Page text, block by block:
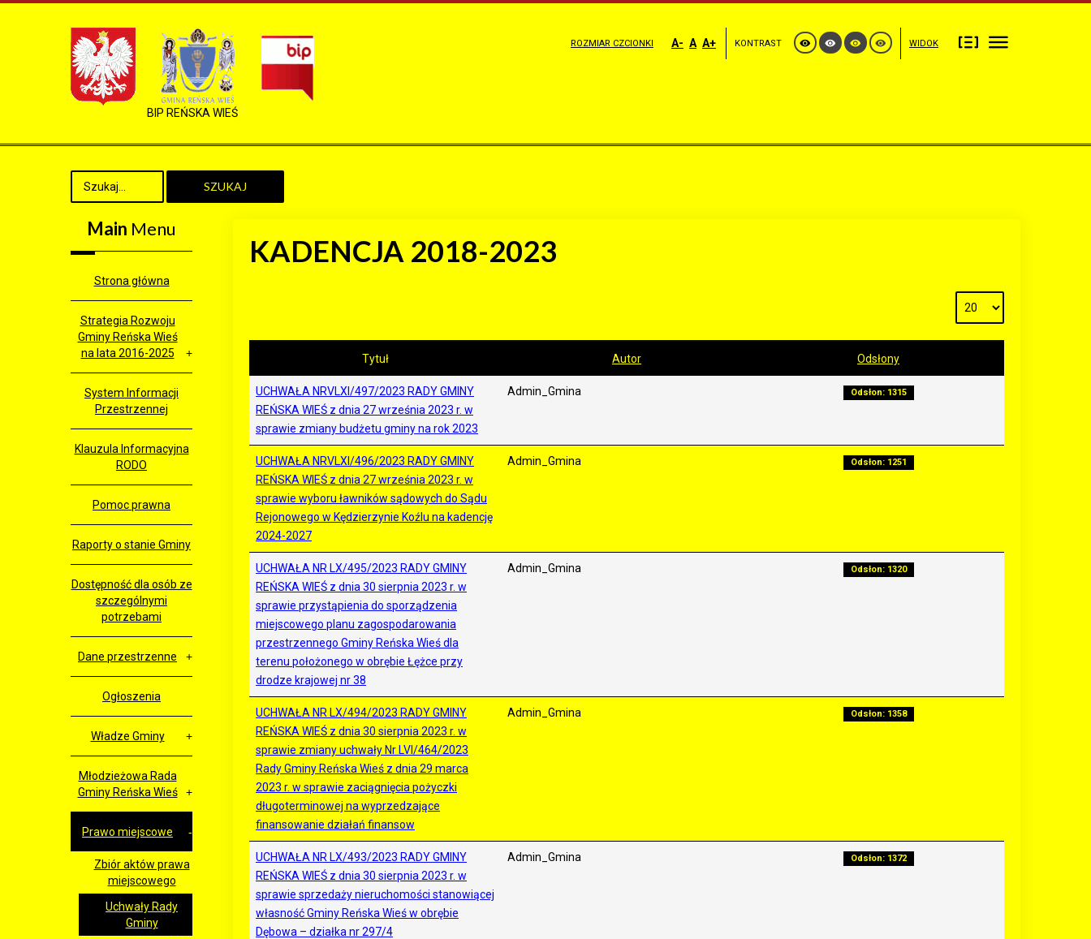
BIP REŃSKA WIEŚ
ROZMIAR CZCIONKI A- A A+ KONTRAST WIDOK
SZUKAJ
KADENCJA 2018-2023
Tytuł Autor Odsłony
UCHWAŁA NRVLXI/497/2023 RADY GMINY
REŃSKA WIEŚ z dnia 27 września 2023 r. w
sprawie zmiany budżetu gminy na rok 2023
Admin_Gmina Odsłon: 1315
UCHWAŁA NRVLXI/496/2023 RADY GMINY
REŃSKA WIEŚ z dnia 27 września 2023 r. w
sprawie wyboru ławników sądowych do Sądu
Rejonowego w Kędzierzynie Koźlu na kadencję
2024-2027
Admin_Gmina Odsłon: 1251
UCHWAŁA NR LX/495/2023 RADY GMINY
REŃSKA WIEŚ z dnia 30 sierpnia 2023 r. w
sprawie przystąpienia do sporządzenia
miejscowego planu zagospodarowania
przestrzennego Gminy Reńska Wieś dla
terenu położonego w obrębie Łężce przy
drodze krajowej nr 38
Admin_Gmina Odsłon: 1320
UCHWAŁA NR LX/494/2023 RADY GMINY
REŃSKA WIEŚ z dnia 30 sierpnia 2023 r. w
sprawie zmiany uchwały Nr LVI/464/2023
Rady Gminy Reńska Wieś z dnia 29 marca
2023 r. w sprawie zaciągnięcia pożyczki
długoterminowej na wyprzedzające
finansowanie działań finansow
Admin_Gmina Odsłon: 1358
UCHWAŁA NR LX/493/2023 RADY GMINY
REŃSKA WIEŚ z dnia 30 sierpnia 2023 r. w
sprawie sprzedaży nieruchomości stanowiącej
własność Gminy Reńska Wieś w obrębie
Dębowa – działka nr 297/4
Admin_Gmina Odsłon: 1372
Main Menu
Strona główna
Strategia Rozwoju
Gminy Reńska Wieś
na lata 2016-2025
System Informacji
Przestrzennej
Klauzula Informacyjna
RODO
Pomoc prawna
Raporty o stanie Gminy
Dostępność dla osób ze
szczególnymi
potrzebami
Dane przestrzenne
Ogłoszenia
Władze Gminy
Młodzieżowa Rada
Gminy Reńska Wieś
Prawo miejscowe
Zbiór aktów prawa
miejscowego
Uchwały Rady
Gminy